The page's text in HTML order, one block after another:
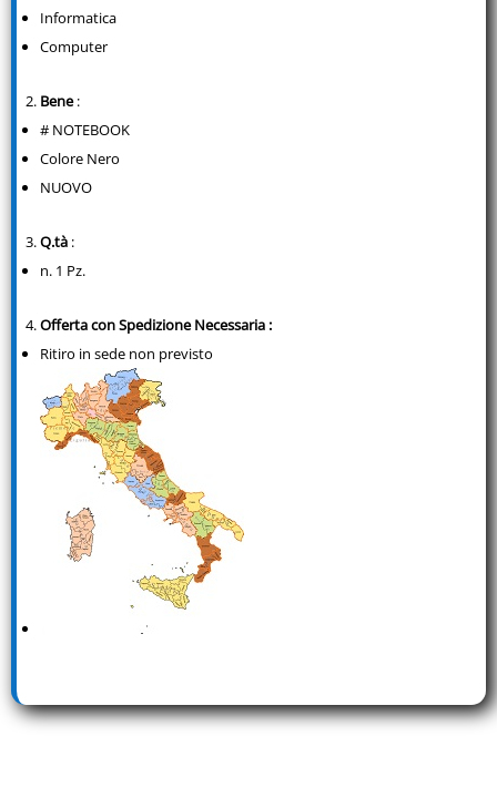
Informatica
Computer
Bene:
# NOTEBOOK
Colore Nero
NUOVO
Q.tà :
n. 1 Pz.
Offerta con Spedizione Necessaria :
Ritiro in sede non previsto